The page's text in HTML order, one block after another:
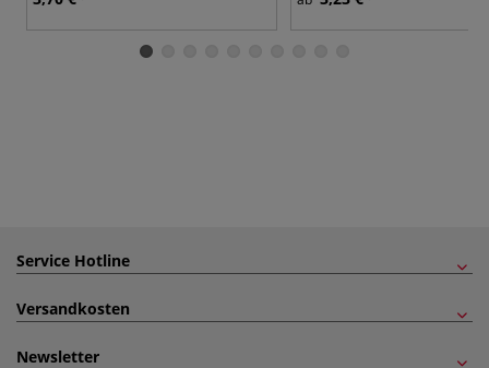
Service Hotline
Versandkosten
Newsletter